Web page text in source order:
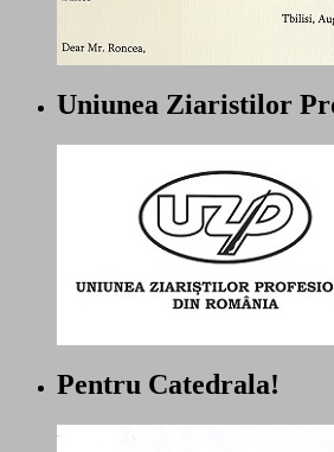
Uniunea Ziaristilor
Pentru Catedrala!